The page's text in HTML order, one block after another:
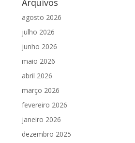
agosto 2026
julho 2026
junho 2026
maio 2026
abril 2026
março 2026
fevereiro 2026
janeiro 2026
dezembro 2025